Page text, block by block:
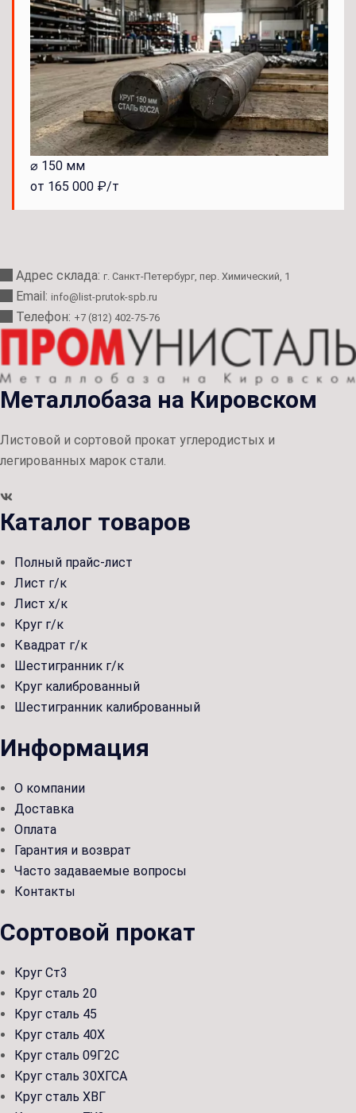
⌀ 150 мм
от 165 000 ₽/т
Адрес склада: г. Санкт-Петербург, пер. Химический, 1
Email: info@list-prutok-spb.ru
Телефон: +7 (812) 402-75-76
Металлобаза на Кировском
Листовой и сортовой прокат углеродистых и
легированных марок стали.
Каталог товаров
Полный прайс-лист
Лист г/к
Лист х/к
Круг г/к
Квадрат г/к
Шестигранник г/к
Круг калиброванный
Шестигранник калиброванный
Информация
О компании
Доставка
Оплата
Гарантия и возврат
Часто задаваемые вопросы
Контакты
Сортовой прокат
Круг Ст3
Круг сталь 20
Круг сталь 45
Круг сталь 40Х
Круг сталь 09Г2С
Круг сталь 30ХГСА
Круг сталь ХВГ